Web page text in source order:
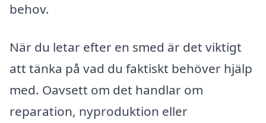
behov.
När du letar efter en smed är det viktigt
att tänka på vad du faktiskt behöver hjälp
med. Oavsett om det handlar om
reparation, nyproduktion eller